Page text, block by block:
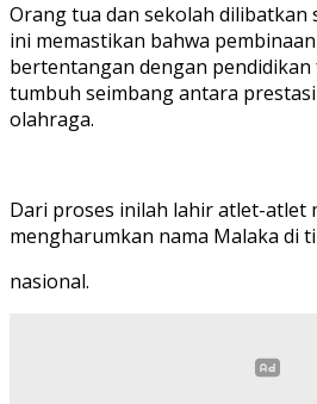
Orang tua dan sekolah dilibatkan
ini memastikan bahwa
bertentangan dengan
tumbuh seimbang antara
olahraga.
Dari proses inilah lahir atlet-atlet
mengharumkan nama Malaka di
nasional.